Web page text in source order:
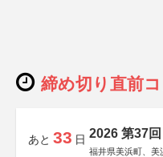
締め切り直前
あと 33 日 2026 第37
福井県美浜町、美